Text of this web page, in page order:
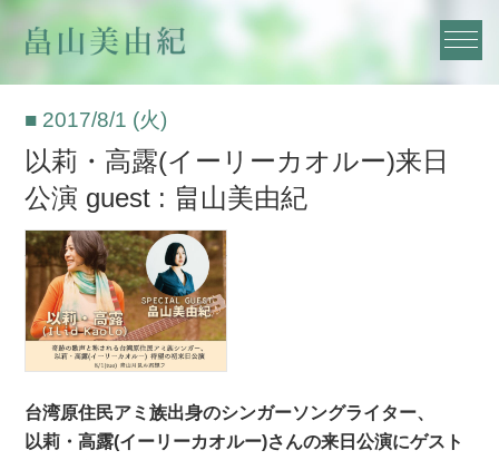
■ 2017/8/1 (火)
以莉・高露(イーリーカオルー)来日
公演 guest : 畠山美由紀
台湾原住民アミ族出身のシンガーソングライター、
以莉・高露(イーリーカオルー)さんの来日公演にゲスト